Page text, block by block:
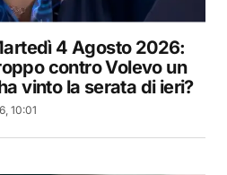
4 Agosto 2026:
contro Volevo un
vinto la serata di ieri?
10:01